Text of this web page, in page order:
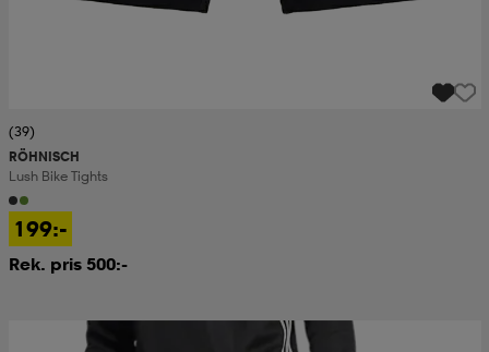
(39)
RÖHNISCH
Lush Bike Tights
199:-
Rek. pris 500:-